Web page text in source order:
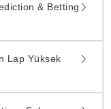
& Betting
Lap Yüksək